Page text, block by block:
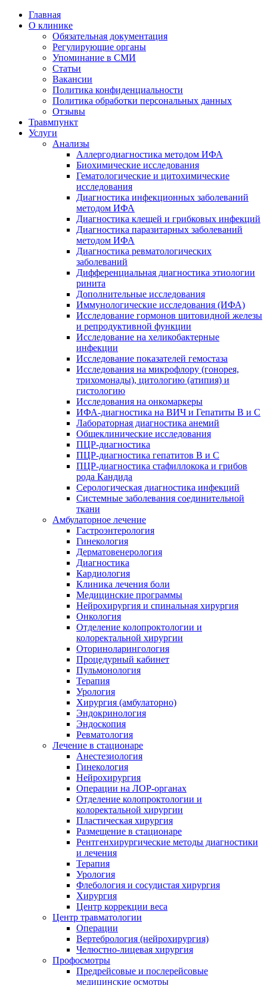
Главная
О клинике
Обязательная документация
Регулирующие органы
Упоминание в СМИ
Статьи
Вакансии
Политика конфиденциальности
Политика обработки персональных данных
Отзывы
Травмпункт
Услуги
Анализы
Аллергодиагностика методом ИФА
Биохимические исследования
Гематологические и цитохимические
исследования
Диагностика инфекционных заболеваний
методом ИФА
Диагностика клещей и грибковых инфекций
Диагностика паразитарных заболеваний
методом ИФА
Диагностика ревматологических
заболеваний
Дифференциальная диагностика этиологии
ринита
Дополнительные исследования
Иммунологические исследования (ИФА)
Исследование гормонов щитовидной железы
и репродуктивной функции
Исследование на хеликобактерные
инфекции
Исследование показателей гемостаза
Исследования на микрофлору (гонорея,
трихомонады), цитологию (атипия) и
гистологию
Исследования на онкомаркеры
ИФА-диагностика на ВИЧ и Гепатиты B и C
Лабораторная диагностика анемий
Общеклинические исследования
ПЦР-диагностика
ПЦР-диагностика гепатитов B и C
ПЦР-диагностика стафиллокока и грибов
рода Кандида
Серологическая диагностика инфекций
Системные заболевания соединительной
ткани
Амбулаторное лечение
Гастроэнтерология
Гинекология
Дерматовенерология
Диагностика
Кардиология
Клиника лечения боли
Медицинские программы
Нейрохирургия и спинальная хирургия
Онкология
Отделение колопроктологии и
колоректальной хирургии
Оториноларингология
Процедурный кабинет
Пульмонология
Терапия
Урология
Хирургия (амбулаторно)
Эндокринология
Эндоскопия
Ревматология
Лечение в стационаре
Анестезиология
Гинекология
Нейрохирургия
Операции на ЛОР-органах
Отделение колопроктологии и
колоректальной хирургии
Пластическая хирургия
Размещение в стационаре
Рентгенхирургические методы диагностики
и лечения
Терапия
Урология
Флебология и сосудистая хирургия
Хирургия
Центр коррекции веса
Центр травматологии
Операции
Вертебрология (нейрохирургия)
Челюстно-лицевая хирургия
Профосмотры
Предрейсовые и послерейсовые
медицинские осмотры